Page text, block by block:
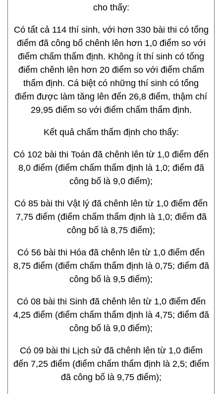
cho thấy:
Có tất cả 114 thí sinh, với hơn 330 bài thi có tổng
điểm đã công bố chênh lên hơn 1,0 điểm so với
điểm chấm thẩm định. Không ít thí sinh có tổng
điểm chênh lên hơn 20 điểm so với điểm chấm
thẩm định. Cá biệt có những thí sinh có tổng
điểm được làm tăng lên đến 26,8 điểm, thậm chí
29,95 điểm so với điểm chấm thẩm định.
Kết quả chấm thẩm định cho thấy:
Có 102 bài thi Toán đã chênh lên từ 1,0 điểm đến
8,0 điểm (điểm chấm thẩm định là 1,0; điểm đã
công bố là 9,0 điểm);
Có 85 bài thi Vật lý đã chênh lên từ 1,0 điểm đến
7,75 điểm (điểm chấm thẩm định là 1,0; điểm đã
công bố là 8,75 điểm);
Có 56 bài thi Hóa đã chênh lên từ 1,0 điểm đến
8,75 điểm (điểm chấm thẩm định là 0,75; điểm đã
công bố là 9,5 điểm);
Có 08 bài thi Sinh đã chênh lên từ 1,0 điểm đến
4,25 điểm (điểm chấm thẩm định là 4,75; điểm đã
công bố là 9,0 điểm);
Có 09 bài thi Lịch sử đã chênh lên từ 1,0 điểm
đến 7,25 điểm (điểm chấm thẩm định là 2,5; điểm
đã công bố là 9,75 điểm);